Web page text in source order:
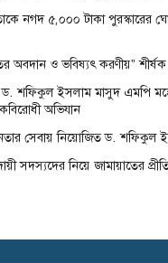
নগদ ৫,০০০ টাকা পুরস্কারের
অবদান ও ভবিষ্যৎ করণীয়”
ড. শফিকুল ইসলাম মাসুদ এমপি
অভিযান
সেবায় নিয়োজিত ড. শফিকুল
সদস্যদের নিয়ে জামায়াতের